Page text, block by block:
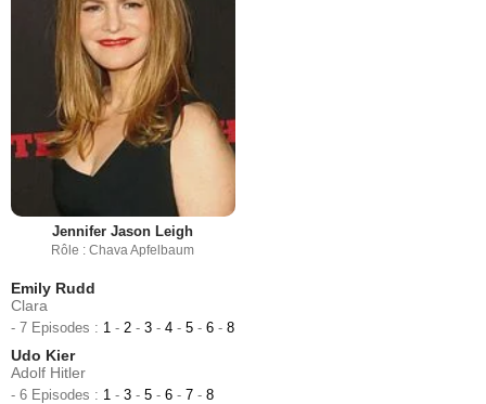
Jennifer Jason Leigh
Rôle : Chava Apfelbaum
Emily Rudd
Clara
- 7 Episodes : 1 - 2 - 3 - 4 - 5 - 6 - 8
Udo Kier
Adolf Hitler
- 6 Episodes : 1 - 3 - 5 - 6 - 7 - 8